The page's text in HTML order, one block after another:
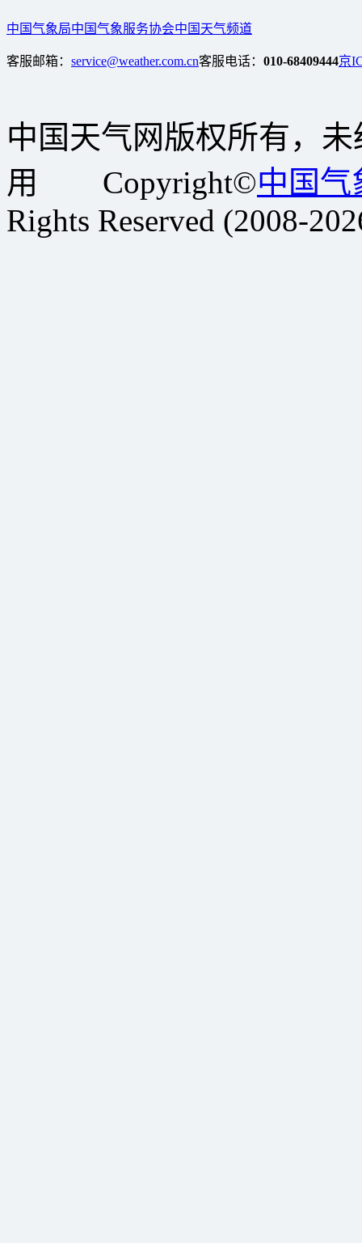
中国气象局中国气象服务协会中国天气频道
客服邮箱： service@weather.com.cn客服电话： 010-68409444京
中国天气网版权所有，
用 Copyright©中国气
Rights Reserved (2008-